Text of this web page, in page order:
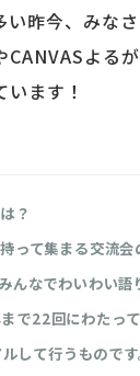
昨今、みな
よる
ます！
？
って集まる交流
んなでわいわい語
で22回にわたっ
して行うものです